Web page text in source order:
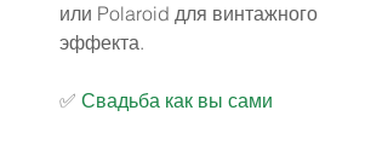
или Polaroid для винтажного
эффекта.
✅️ Свадьба как вы сами